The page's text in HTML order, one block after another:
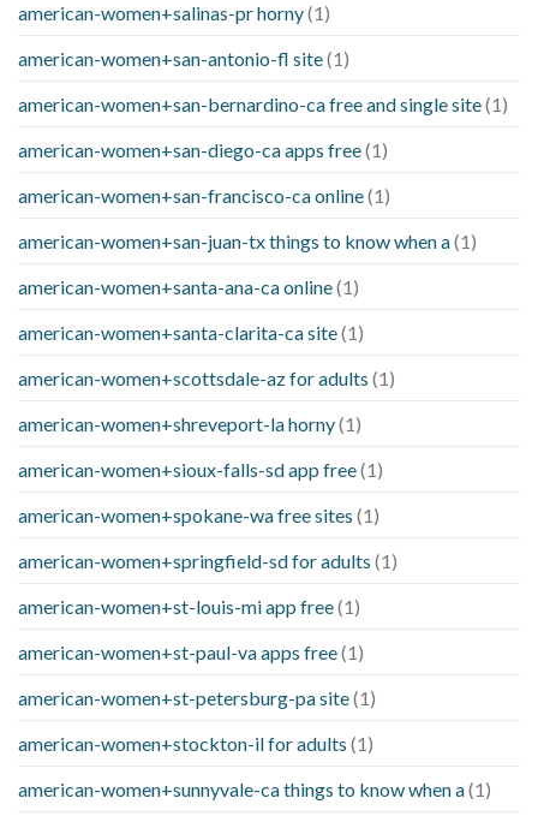
american-women+salinas-pr horny(1)
american-women+san-antonio-fl site(1)
american-women+san-bernardino-ca free and single site(1)
american-women+san-diego-ca apps free(1)
american-women+san-francisco-ca online(1)
american-women+san-juan-tx things to know when a(1)
american-women+santa-ana-ca online(1)
american-women+santa-clarita-ca site(1)
american-women+scottsdale-az for adults (1)
american-women+shreveport-la horny(1)
american-women+sioux-falls-sd app free(1)
american-women+spokane-wa free sites (1)
american-women+springfield-sd for adults (1)
american-women+st-louis-mi app free(1)
american-women+st-paul-va apps free(1)
american-women+st-petersburg-pa site(1)
american-women+stockton-il for adults (1)
american-women+sunnyvale-ca things to know when a(1)